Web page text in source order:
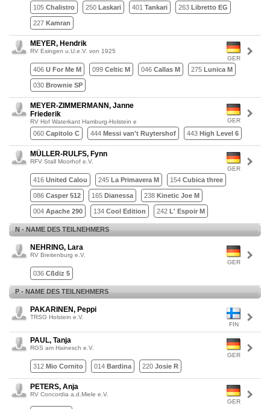
105 Chalistro 250 Laskari 401 Tankari 263 Libretto EG
227 Kamran
GER
MEYER, Hendrik
RV Esingen u.U.e.V. von 1925
406 U For Me M 099 Celtic M 046 Callas M 275 Lunica M
030 Brownie SP
GER
MEYER-ZIMMERMANN, Janne
Friederik
RV Hof Waterkant Hamburg-Holstein e
060 Capitolo C 444 Messi van't Ruytershof 443 High Level 6
GER
MÜLLER-RULFS, Fynn
RFV Stall Moorhof e.V.
416 United Calou 245 La Primavera M 154 Cubica three
086 Casper 512 165 Dianessa 238 Kinetic Joe M
004 Apache 290 134 Cool Edition 242 L' Espoir M
N - NAME DES TEILNEHMERS
GER
NEHRING, Lara
RV Breitenburg e.V.
036 Cßdiz 5
P - NAME DES TEILNEHMERS
FIN
PAKARINEN, Peppi
TRSG Holstein e.V.
GER
PAUL, Tanja
RGS am Hainesch e.V.
312 Mio Cornito 014 Bardina 220 Josie R
GER
PETERS, Anja
RV Concordia a.d.Miele e.V.